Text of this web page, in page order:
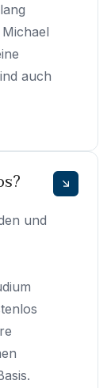
auch
und